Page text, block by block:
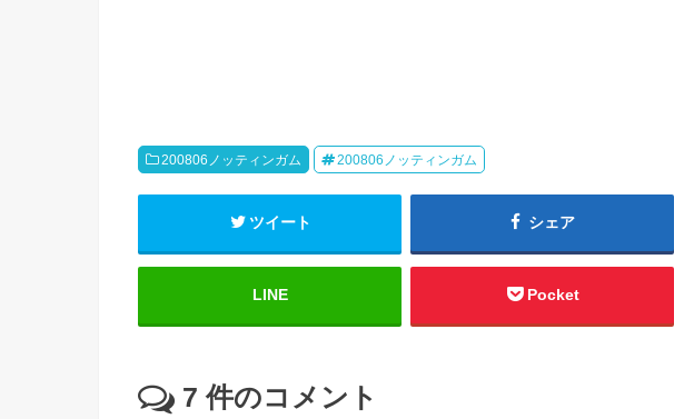
200806ノッティンガム 200806ノッティンガム
ツイート シェア
LINE Pocket
7 件のコメント